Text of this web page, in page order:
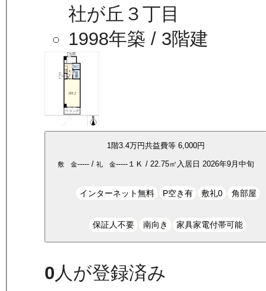
社が丘３丁目
1998年築 / 3階建
1 階3.4万円共益費等6,000円
敷 金----- /礼 金----- １Ｋ /22.75㎡ 入居日2026年9月中旬
インターネット無料 P空き有 敷礼0 角部屋
保証人不要 南向き 家具家電付帯可能
0 人が登録済み